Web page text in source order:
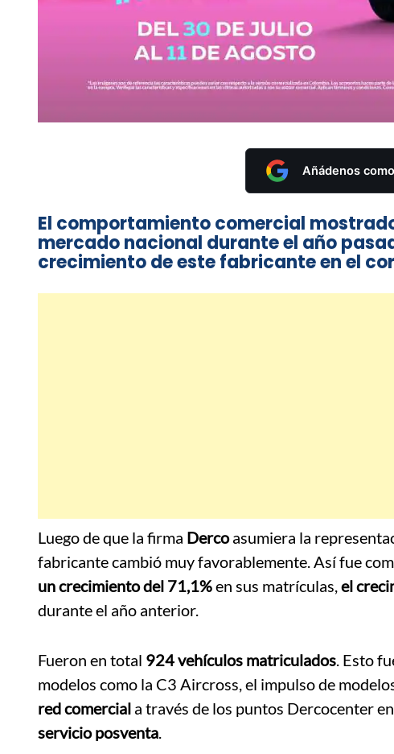
Añádenos
El comportamiento comercial
mercado nacional durante el año
crecimiento de este fabricante en el
Luego de que la firma Dercoasumiera la
fabricante cambió muy favorablemente. Así fue
un crecimiento del 71,1%en sus matrículas,el
durante el año anterior.
Fueron en total 924 vehículos matriculados. Esto
modelos como la C3 Aircross, el impulso de
red comercial a través de los puntos Dercocenter
servicio posventa.